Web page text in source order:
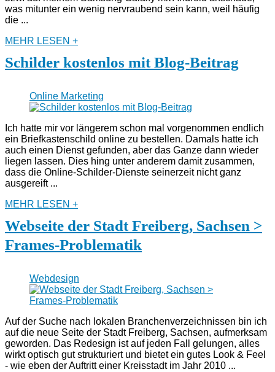
was mitunter ein wenig nervraubend sein kann, weil häufig
die ...
MEHR LESEN +
Schilder kostenlos mit Blog-Beitrag
Online Marketing
Ich hatte mir vor längerem schon mal vorgenommen endlich
ein Briefkastenschild online zu bestellen. Damals hatte ich
auch einen Dienst gefunden, aber das Ganze dann wieder
liegen lassen. Dies hing unter anderem damit zusammen,
dass die Online-Schilder-Dienste seinerzeit nicht ganz
ausgereift ...
MEHR LESEN +
Webseite der Stadt Freiberg, Sachsen >
Frames-Problematik
Webdesign
Auf der Suche nach lokalen Branchenverzeichnissen bin ich
auf die neue Seite der Stadt Freiberg, Sachsen, aufmerksam
geworden. Das Redesign ist auf jeden Fall gelungen, alles
wirkt optisch gut strukturiert und bietet ein gutes Look & Feel
- wie eben der Auftritt einer Kreisstadt im Jahr 2010 ...